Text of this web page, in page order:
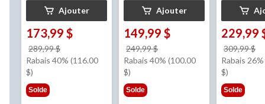
Ajouter
173,99 $
289,99 $
était
Rabais 40% (116.00
$)
Solde
Ajouter
149,99 $
249,99 $
était
Rabais 40% (100.00
$)
Solde
229,99
309,99 $
Rabais
$)
Solde